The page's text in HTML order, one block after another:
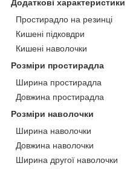
Додаткові характеристики
Простирадло на резинці
Кишені підковдри
Кишені наволочки
Розміри простирадла
Ширина простирадла
Довжина простирадла
Розміри наволочки
Ширина наволочки
Довжина наволочки
Ширина другої наволочки